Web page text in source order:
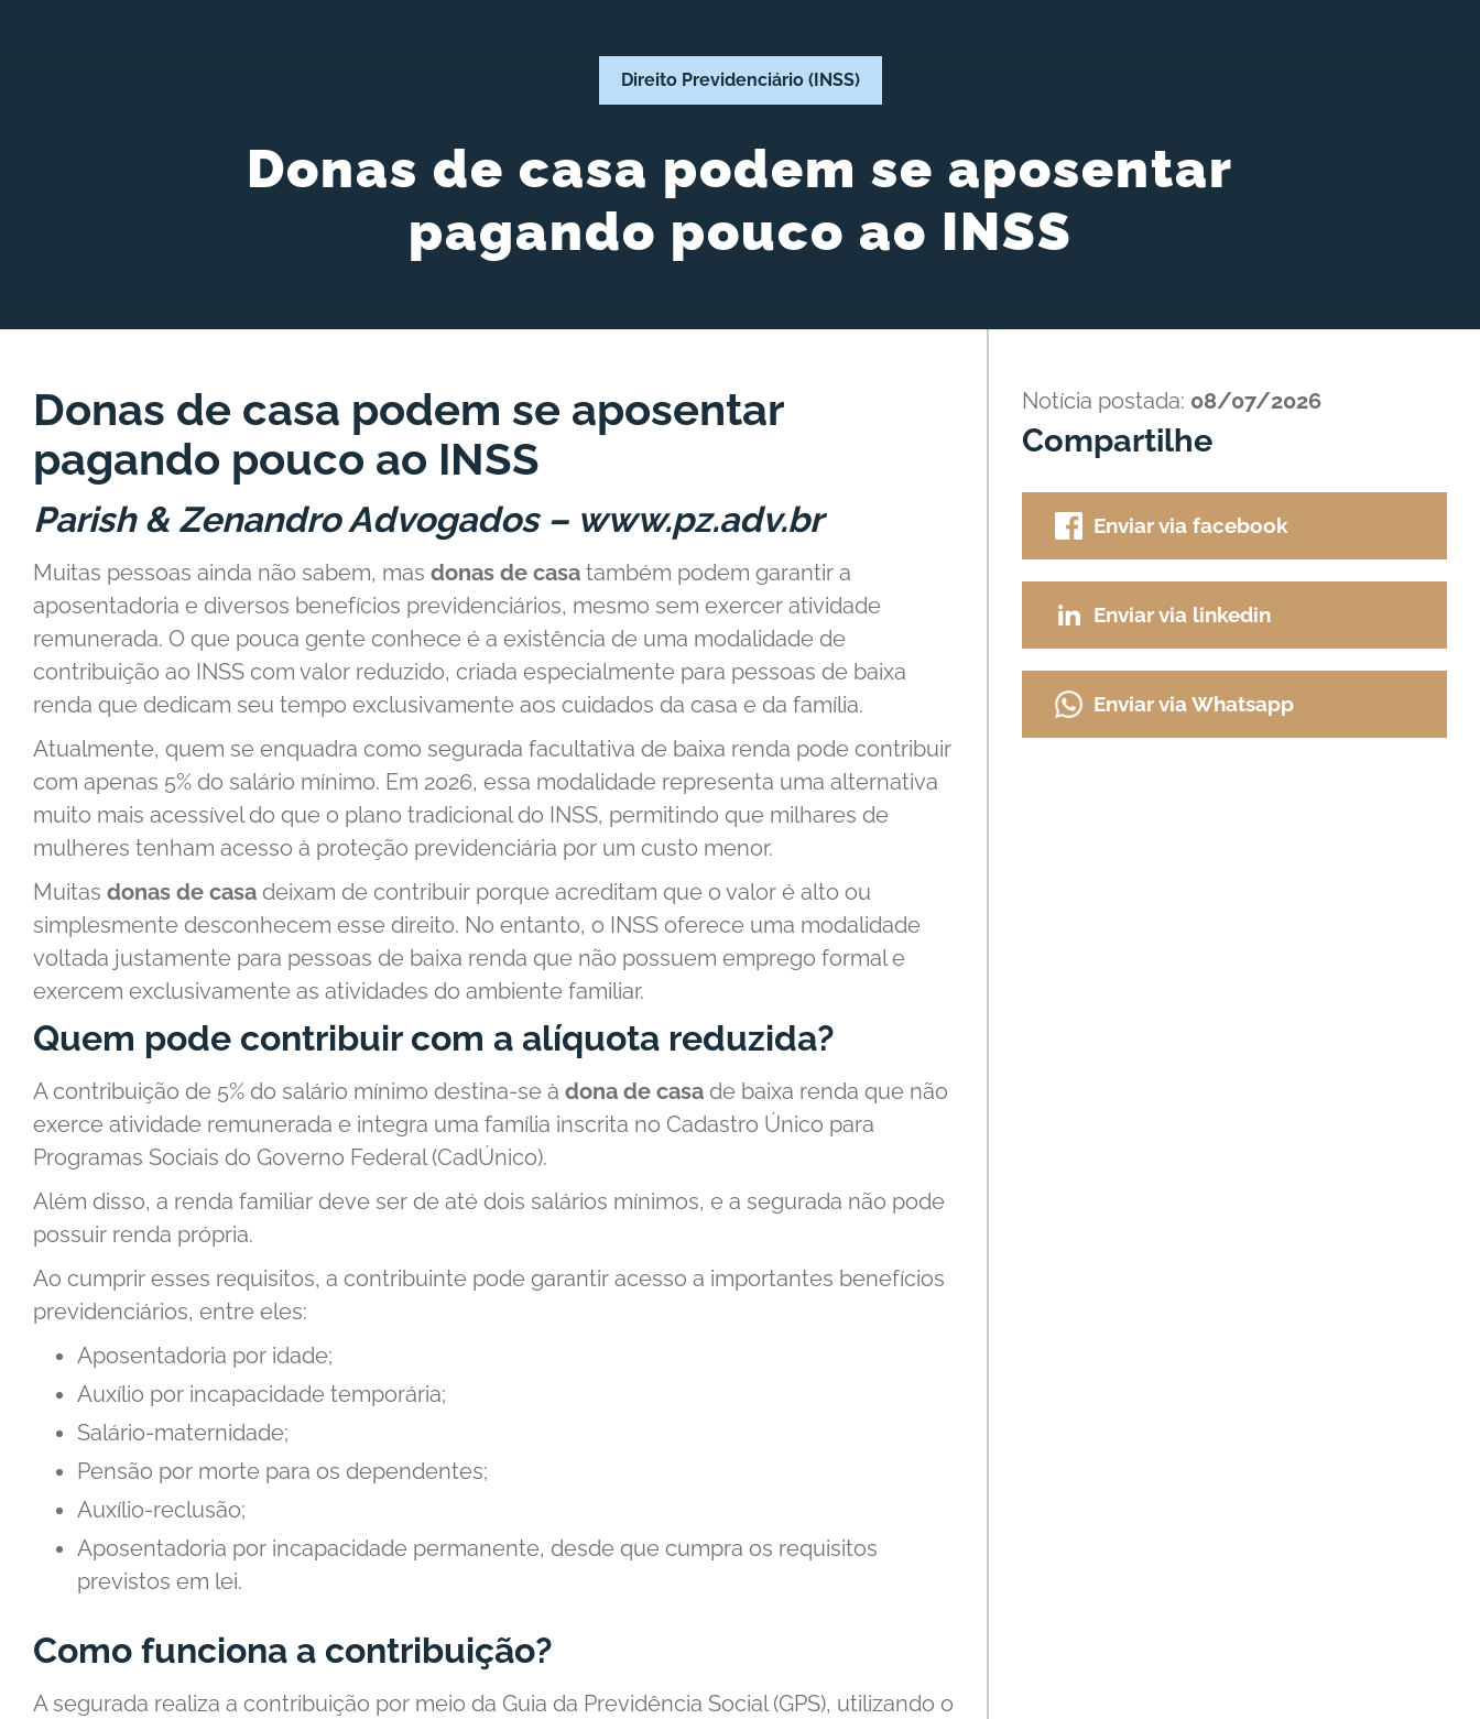
Direito Previdenciário (INSS)
Donas de casa podem se aposentar
pagando pouco ao INSS
Donas de casa podem se aposentar
pagando pouco ao INSS
Parish & Zenandro Advogados – www.pz.adv.br
Muitas pessoas ainda não sabem, mas donas de casa também podem garantir a
aposentadoria e diversos benefícios previdenciários, mesmo sem exercer atividade
remunerada. O que pouca gente conhece é a existência de uma modalidade de
contribuição ao INSS com valor reduzido, criada especialmente para pessoas de baixa
renda que dedicam seu tempo exclusivamente aos cuidados da casa e da família.
Atualmente, quem se enquadra como segurada facultativa de baixa renda pode contribuir
com apenas 5% do salário mínimo. Em 2026, essa modalidade representa uma alternativa
muito mais acessível do que o plano tradicional do INSS, permitindo que milhares de
mulheres tenham acesso à proteção previdenciária por um custo menor.
Muitas donas de casa deixam de contribuir porque acreditam que o valor é alto ou
simplesmente desconhecem esse direito. No entanto, o INSS oferece uma modalidade
voltada justamente para pessoas de baixa renda que não possuem emprego formal e
exercem exclusivamente as atividades do ambiente familiar.
Quem pode contribuir com a alíquota reduzida?
A contribuição de 5% do salário mínimo destina-se à dona de casa de baixa renda que não
exerce atividade remunerada e integra uma família inscrita no Cadastro Único para
Programas Sociais do Governo Federal (CadÚnico).
Além disso, a renda familiar deve ser de até dois salários mínimos, e a segurada não pode
possuir renda própria.
Ao cumprir esses requisitos, a contribuinte pode garantir acesso a importantes benefícios
previdenciários, entre eles:
Aposentadoria por idade;
Auxílio por incapacidade temporária;
Salário-maternidade;
Pensão por morte para os dependentes;
Auxílio-reclusão;
Aposentadoria por incapacidade permanente, desde que cumpra os requisitos
previstos em lei.
Como funciona a contribuição?
A segurada realiza a contribuição por meio da Guia da Previdência Social (GPS), utilizando o
Notícia postada: 08/07/2026
Compartilhe
Enviar via facebook
Enviar via linkedin
Enviar via Whatsapp